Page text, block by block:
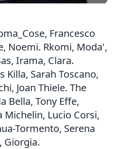
Francesco
Noemi. Rkomi, Moda',
Irama, Clara.
Killa, Sarah Toscano,
Joan Thiele. The
Bella, Tony Effe,
Michelin, Lucio Corsi,
Tormento, Serena
Giorgia.